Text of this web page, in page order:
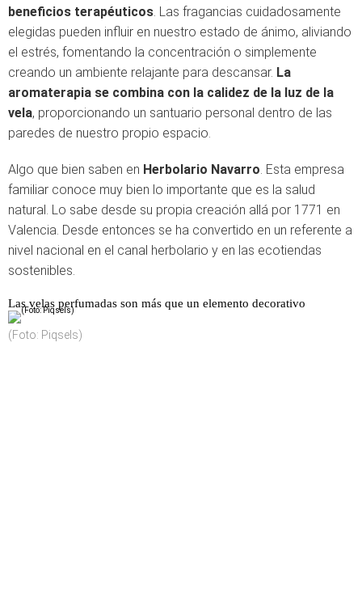
beneficios terapéuticos. Las fragancias cuidadosamente
elegidas pueden influir en nuestro estado de ánimo, aliviando
el estrés, fomentando la concentración o simplemente
creando un ambiente relajante para descansar. La
aromaterapia se combina con la calidez de la luz de la
vela, proporcionando un santuario personal dentro de las
paredes de nuestro propio espacio.
Algo que bien saben en Herbolario Navarro. Esta empresa
familiar conoce muy bien lo importante que es la salud
natural. Lo sabe desde su propia creación allá por 1771 en
Valencia. Desde entonces se ha convertido en un referente a
nivel nacional en el canal herbolario y en las ecotiendas
sostenibles.
Las velas perfumadas son más que un elemento decorativo
(Foto: Piqsels)